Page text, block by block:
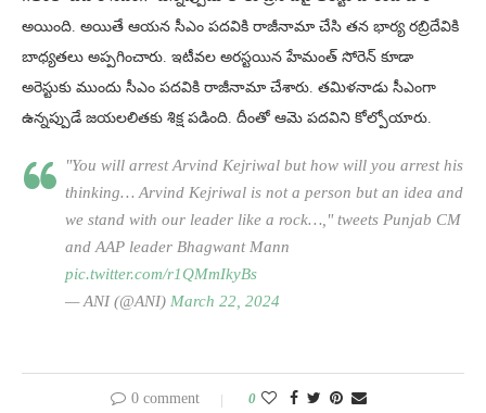
అయింది. అయితే ఆయన సీఎం పదవికి రాజీనామా చేసి తన భార్య రబ్రిదేవికి
బాధ్యతలు అప్పగించారు. ఇటీవల అరస్టయిన హేమంత్‌ సోరెన్‌ కూడా
అరెస్టుకు ముందు సీఎం పదవికి రాజీనామా చేశారు. తమిళనాడు సీఎంగా
ఉన్నప్పుడే జయలలితకు శిక్ష పడింది. దీంతో ఆమె పదవిని కోల్పోయారు.
"You will arrest Arvind Kejriwal but how will you arrest his
thinking… Arvind Kejriwal is not a person but an idea and
we stand with our leader like a rock…," tweets Punjab CM
and AAP leader Bhagwant Mann
pic.twitter.com/r1QMmIkyBs
— ANI (@ANI) March 22, 2024
0 comment 0